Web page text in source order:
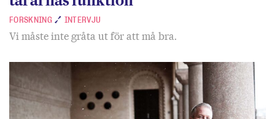
FORSKNING INTERVJU
Vi måste inte gråta ut för att må bra.